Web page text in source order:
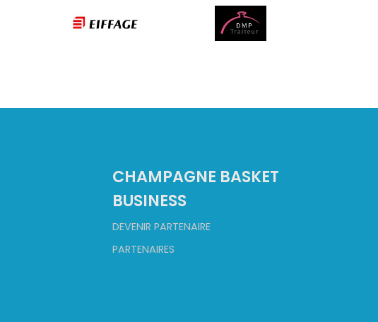
CHAMPAGNE BASKET
BUSINESS
DEVENIR PARTENAIRE
PARTENAIRES